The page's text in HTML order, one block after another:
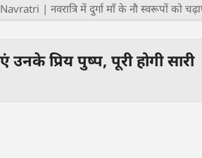
Navratri | नवरात्रि में दुर्गा माँ के नौ स्वरूपों को
प्रिय पुष्प, पूरी होगी सारी